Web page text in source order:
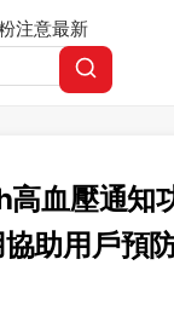
注意最新
血壓通知
助用戶預